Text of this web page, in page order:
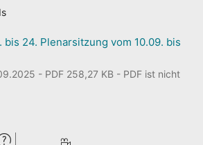
bis 24. Plenarsitzung vom 10.09. bis
- PDF 258,27 KB - PDF ist nicht